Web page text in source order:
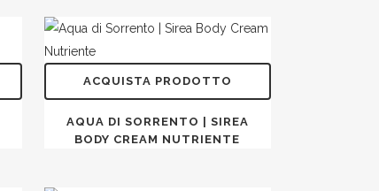
ACQUISTA PRODOTTO
AQUA DI SORRENTO | SIREA
BODY CREAM NUTRIENTE